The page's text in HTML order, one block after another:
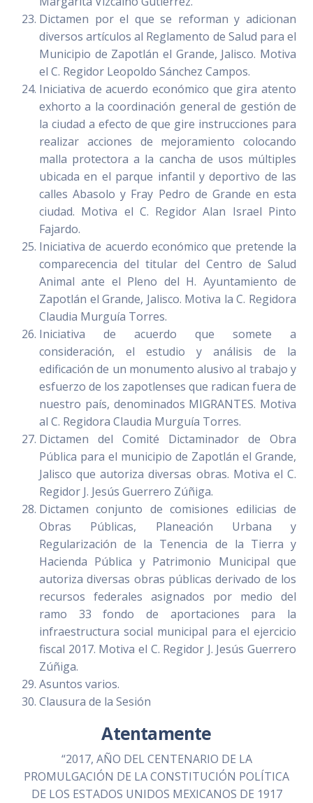
Dictamen por el que se reforman y adicionan
diversos artículos al Reglamento de Salud para el
Municipio de Zapotlán el Grande, Jalisco. Motiva
el C. Regidor Leopoldo Sánchez Campos.
Iniciativa de acuerdo económico que gira atento
exhorto a la coordinación general de gestión de
la ciudad a efecto de que gire instrucciones para
realizar acciones de mejoramiento colocando
malla protectora a la cancha de usos múltiples
ubicada en el parque infantil y deportivo de las
calles Abasolo y Fray Pedro de Grande en esta
ciudad. Motiva el C. Regidor Alan Israel Pinto
Fajardo.
Iniciativa de acuerdo económico que pretende la
comparecencia del titular del Centro de Salud
Animal ante el Pleno del H. Ayuntamiento de
Zapotlán el Grande, Jalisco. Motiva la C. Regidora
Claudia Murguía Torres.
Iniciativa de acuerdo que somete a
consideración, el estudio y análisis de la
edificación de un monumento alusivo al trabajo y
esfuerzo de los zapotlenses que radican fuera de
nuestro país, denominados MIGRANTES. Motiva
al C. Regidora Claudia Murguía Torres.
Dictamen del Comité Dictaminador de Obra
Pública para el municipio de Zapotlán el Grande,
Jalisco que autoriza diversas obras. Motiva el C.
Regidor J. Jesús Guerrero Zúñiga.
Dictamen conjunto de comisiones edilicias de
Obras Públicas, Planeación Urbana y
Regularización de la Tenencia de la Tierra y
Hacienda Pública y Patrimonio Municipal que
autoriza diversas obras públicas derivado de los
recursos federales asignados por medio del
ramo 33 fondo de aportaciones para la
infraestructura social municipal para el ejercicio
fiscal 2017. Motiva el C. Regidor J. Jesús Guerrero
Zúñiga.
Asuntos varios.
Clausura de la Sesión
Atentamente
“2017, AÑO DEL CENTENARIO DE LA
PROMULGACIÓN DE LA CONSTITUCIÓN POLÍTICA
DE LOS ESTADOS UNIDOS MEXICANOS DE 1917